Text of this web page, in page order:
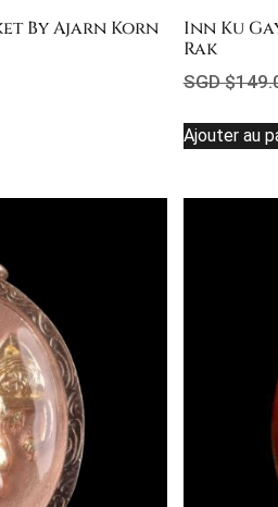
By Ajarn Korn
Inn Ku
Rak
SGD $
Ajouter au